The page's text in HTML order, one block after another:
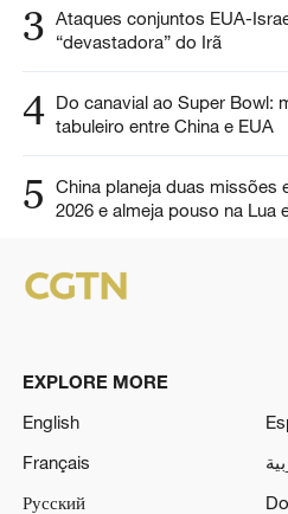
3 Ataques conjuntos EUA-
“devastadora” do Irã
4 Do canavial ao Super Bowl:
tabuleiro entre China e EUA
5
China planeja duas missões
2026 e almeja pouso na Lua
EXPLORE MORE
English
Français
Русский